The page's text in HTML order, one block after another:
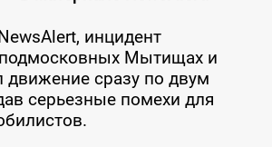
инцидент
Мытищах и
движение сразу по двум
серьезные помехи для